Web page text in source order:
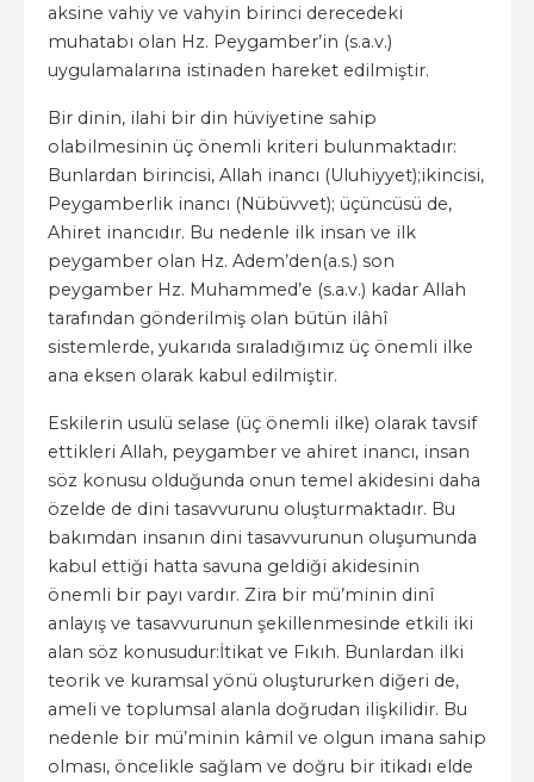
aksine vahiy ve vahyin birinci derecedeki
muhatabı olan Hz. Peygamber’in (s.a.v.)
uygulamalarına istinaden hareket edilmiştir.
Bir dinin, ilahi bir din hüviyetine sahip
olabilmesinin üç önemli kriteri bulunmaktadır:
Bunlardan birincisi, Allah inancı (Uluhiyyet);ikincisi,
Peygamberlik inancı (Nübüvvet); üçüncüsü de,
Ahiret inancıdır. Bu nedenle ilk insan ve ilk
peygamber olan Hz. Adem’den(a.s.) son
peygamber Hz. Muhammed’e (s.a.v.) kadar Allah
tarafından gönderilmiş olan bütün ilâhî
sistemlerde, yukarıda sıraladığımız üç önemli ilke
ana eksen olarak kabul edilmiştir.
Eskilerin usulü selase (üç önemli ilke) olarak tavsif
ettikleri Allah, peygamber ve ahiret inancı, insan
söz konusu olduğunda onun temel akidesini daha
özelde de dini tasavvurunu oluşturmaktadır. Bu
bakımdan insanın dini tasavvurunun oluşumunda
kabul ettiği hatta savuna geldiği akidesinin
önemli bir payı vardır. Zira bir mü’minin dinî
anlayış ve tasavvurunun şekillenmesinde etkili iki
alan söz konusudur:İtikat ve Fıkıh. Bunlardan ilki
teorik ve kuramsal yönü oluştururken diğeri de,
ameli ve toplumsal alanla doğrudan ilişkilidir. Bu
nedenle bir mü’minin kâmil ve olgun imana sahip
olması, öncelikle sağlam ve doğru bir itikadı elde